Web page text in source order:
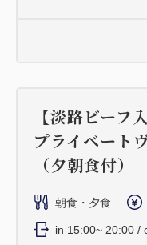
【淡路ビーフ
プライベート
（夕朝食付）
朝食・夕食
in 15:00~ 20:00 /